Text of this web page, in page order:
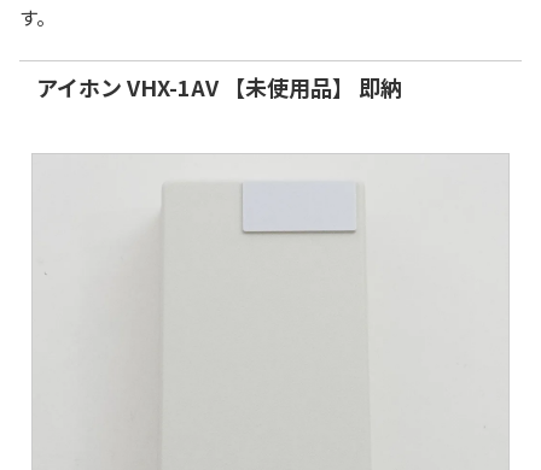
す。
アイホン VHX-1AV 【未使用品】 即納